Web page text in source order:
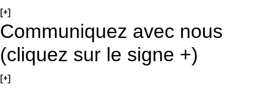
[+]
Communiquez avec nous
(cliquez sur le signe +)
[+]